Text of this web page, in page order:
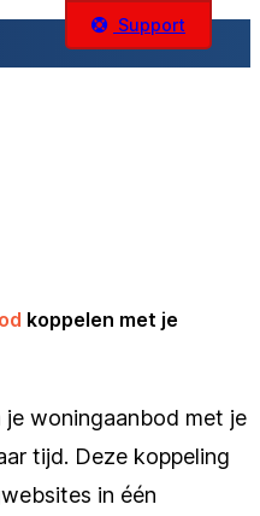
koppelen met je
woningaanbod met je
tijd. Deze koppeling
in één
Support